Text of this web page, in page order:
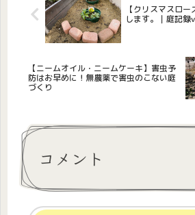
【クリスマスロ
します。｜庭記
【ニームオイル・ニームケーキ】害虫予
防はお早めに！無農薬で害虫のこない庭
づくり
コメント